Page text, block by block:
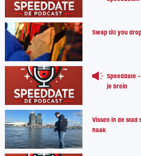
Swap till you
Speeddate
je brein
Vissen in de stad
haak